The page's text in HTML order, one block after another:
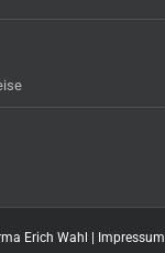
Erich Wahl | Impressum